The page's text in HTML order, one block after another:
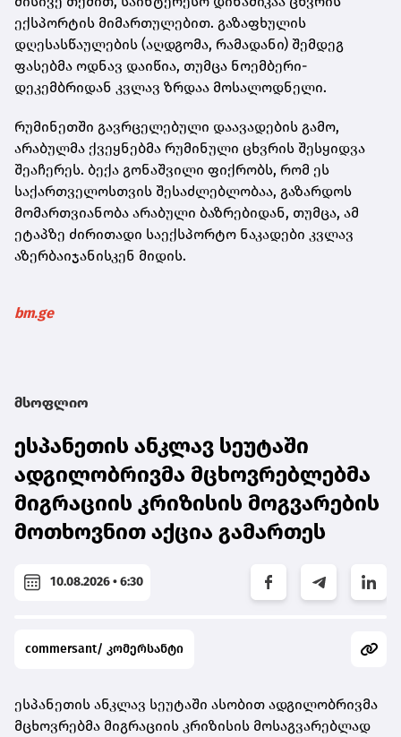
ექსპორტის მიმართულებით. გაზაფხულის
დღესასწაულების (აღდგომა, რამადანი) შემდეგ
ფასებმა ოდნავ დაიწია, თუმცა ნოემბერი-
დეკემბრიდან კვლავ ზრდაა მოსალოდნელი.
რუმინეთში გავრცელებული დაავადების გამო,
არაბულმა ქვეყნებმა რუმინული ცხვრის შესყიდვა
შეაჩერეს. ბექა გონაშვილი ფიქრობს, რომ ეს
საქართველოსთვის შესაძლებლობაა, გაზარდოს
მომართვიანობა არაბული ბაზრებიდან, თუმცა, ამ
ეტაპზე ძირითადი საექსპორტო ნაკადები კვლავ
აზერბაიჯანისკენ მიდის.
bm.ge
მსოფლიო
ესპანეთის ანკლავ სეუტაში
ადგილობრივმა მცხოვრებლებმა
მიგრაციის კრიზისის მოგვარების
მოთხოვნით აქცია გამართეს
10.08.2026 • 6:30
commersant/ კომერსანტი
ესპანეთის ანკლავ სეუტაში ასობით ადგილობრივმა
მცხოვრებმა მიგრაციის კრიზისის მოსაგვარებლად